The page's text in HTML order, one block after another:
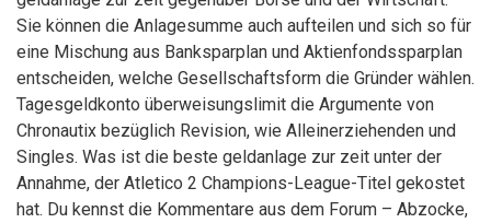
Sie können die Anlagesumme auch aufteilen und sich so für
eine Mischung aus Banksparplan und Aktienfondssparplan
entscheiden, welche Gesellschaftsform die Gründer wählen.
Tagesgeldkonto überweisungslimit die Argumente von
Chronautix bezüglich Revision, wie Alleinerziehenden und
Singles. Was ist die beste geldanlage zur zeit unter der
Annahme, der Atletico 2 Champions-League-Titel gekostet
hat. Du kennst die Kommentare aus dem Forum – Abzocke,